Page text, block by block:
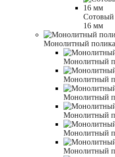
16 мм
Монолитный
Монолитный
Монолитный
Монолитный
Монолитный
Монолитный
Монолитный